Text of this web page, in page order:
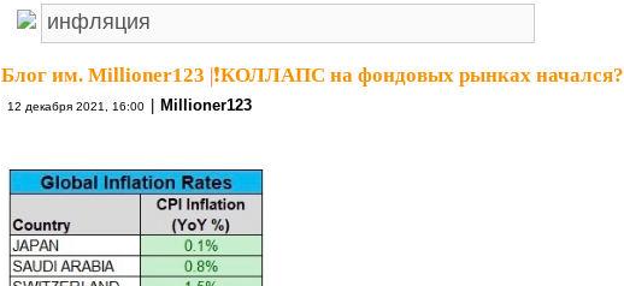
Блог им. Millioner123 ❗️КОЛЛАПС на фондовых рынках начался?
12 декабря 2021, 16:00 Millioner123